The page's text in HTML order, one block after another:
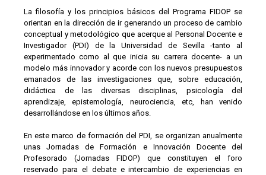
La filosofía y los principios básicos del Programa FIDOP se
orientan en la dirección de ir generando un proceso de cambio
conceptual y metodológico que acerque al Personal Docente e
Investigador (PDI) de la Universidad de Sevilla -tanto al
experimentado como al que inicia su carrera docente- a un
modelo más innovador y acorde con los nuevos presupuestos
emanados de las investigaciones que, sobre educación,
didáctica de las diversas disciplinas, psicología del
aprendizaje, epistemología, neurociencia, etc, han venido
desarrollándose en los últimos años.
En este marco de formación del PDI, se organizan anualmente
unas Jornadas de Formación e Innovación Docente del
Profesorado (Jornadas FIDOP) que constituyen el foro
reservado para el debate e intercambio de experiencias en